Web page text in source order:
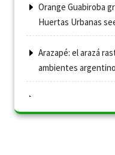
Orange Guabiroba
Huertas Urbanas
Arazapé: el arazá
ambientes